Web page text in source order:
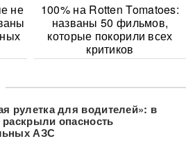
не
100% на Rotten Tomatoes:
названы 50 фильмов,
которые покорили всех
критиков
рулетка для водителей»: в
опасность
АЗС